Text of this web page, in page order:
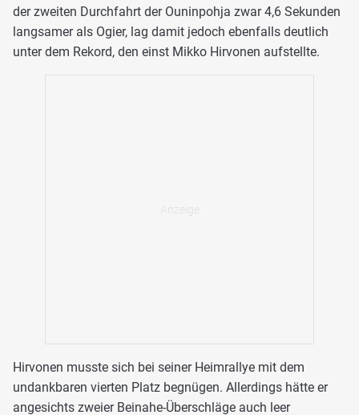
der zweiten Durchfahrt der Ouninpohja zwar 4,6 Sekunden
langsamer als Ogier, lag damit jedoch ebenfalls deutlich
unter dem Rekord, den einst Mikko Hirvonen aufstellte.
Hirvonen musste sich bei seiner Heimrallye mit dem
undankbaren vierten Platz begnügen. Allerdings hätte er
angesichts zweier Beinahe-Überschläge auch leer